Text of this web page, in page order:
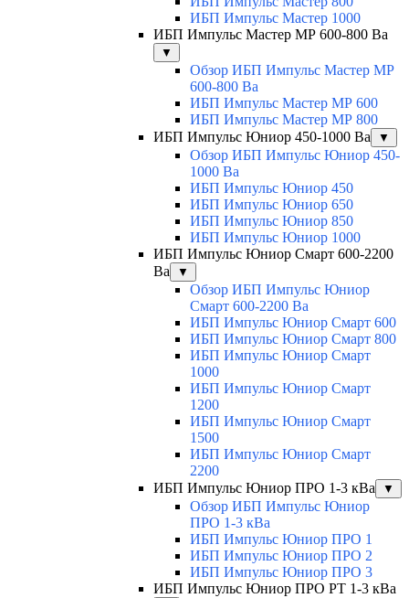
ИБП Импульс Мастер 1000
ИБП Импульс Мастер МР 600-800 Ва
▼
Обзор ИБП Импульс Мастер МР
600-800 Ва
ИБП Импульс Мастер МР 600
ИБП Импульс Мастер МР 800
ИБП Импульс Юниор 450-1000 Ва
▼
Обзор ИБП Импульс Юниор 450-
1000 Ва
ИБП Импульс Юниор 450
ИБП Импульс Юниор 650
ИБП Импульс Юниор 850
ИБП Импульс Юниор 1000
ИБП Импульс Юниор Смарт 600-2200
Ва
▼
Обзор ИБП Импульс Юниор
Смарт 600-2200 Ва
ИБП Импульс Юниор Смарт 600
ИБП Импульс Юниор Смарт 800
ИБП Импульс Юниор Смарт
1000
ИБП Импульс Юниор Смарт
1200
ИБП Импульс Юниор Смарт
1500
ИБП Импульс Юниор Смарт
2200
ИБП Импульс Юниор ПРО 1-3 кВа
▼
Обзор ИБП Импульс Юниор
ПРО 1-3 кВа
ИБП Импульс Юниор ПРО 1
ИБП Импульс Юниор ПРО 2
ИБП Импульс Юниор ПРО 3
ИБП Импульс Юниор ПРО РТ 1-3 кВа